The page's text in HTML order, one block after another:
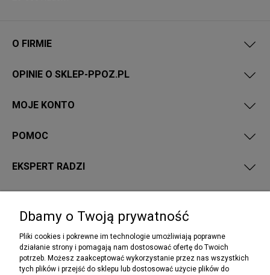
O FIRMIE
OPINIE O SKLEP-PPOZ.PL
MOJE KONTO
POMOC
EKSPERT RADZI
NEWSLETTER
Dbamy o Twoją prywatność
Pliki cookies i pokrewne im technologie umożliwiają poprawne
działanie strony i pomagają nam dostosować ofertę do Twoich
potrzeb. Możesz zaakceptować wykorzystanie przez nas wszystkich
tych plików i przejść do sklepu lub dostosować użycie plików do